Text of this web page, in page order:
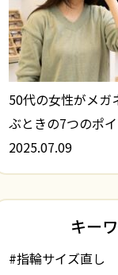
50代の女性がメガ
ぶときの7つのポ
2025.07.09
キー
#指輪サイズ直し